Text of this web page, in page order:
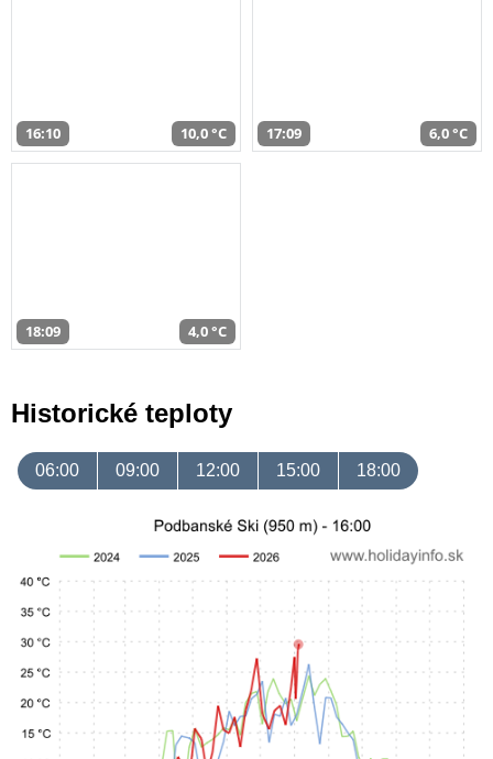
16:10 10,0 °C 17:09 6,0 °C
18:09 4,0 °C
Historické teploty
06:00 09:00 12:00 15:00 18:00